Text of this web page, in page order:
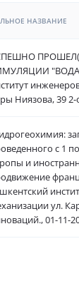
НАЗВАНИЕ
Ниязова, 39 2-
с 1
и
ул.
01-11-